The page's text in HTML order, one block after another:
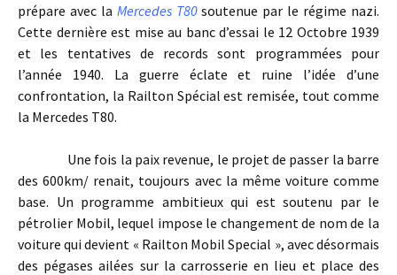
prépare avec la Mercedes T80soutenue par le régime nazi.
Cette dernière est mise au banc d’essai le 12 Octobre 1939
et les tentatives de records sont programmées pour
l’année 1940. La guerre éclate et ruine l’idée d’une
confrontation, la Railton Spécial est remisée, tout comme
la Mercedes T80.
Une fois la paix revenue, le projet de passer la barre
des 600km/ renait, toujours avec la même voiture comme
base. Un programme ambitieux qui est soutenu par le
pétrolier Mobil, lequel impose le changement de nom de la
voiture qui devient « Railton Mobil Special », avec désormais
des pégases ailées sur la carrosserie en lieu et place des